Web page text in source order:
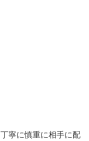
寧に慎重に相手に配